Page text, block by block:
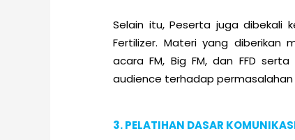
Selain itu, Peserta juga dibekali
Fertilizer. Materi yang diberikan
acara FM, Big FM, dan FFD
audience terhadap permasalahan
3. PELATIHAN DASAR